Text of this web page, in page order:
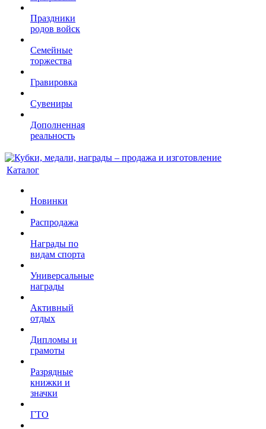
Праздники
родов войск
Семейные
торжества
Гравировка
Сувениры
Дополненная
реальность
Каталог
Новинки
Распродажа
Награды по
видам спорта
Универсальные
награды
Активный
отдых
Дипломы и
грамоты
Разрядные
книжки и
значки
ГТО